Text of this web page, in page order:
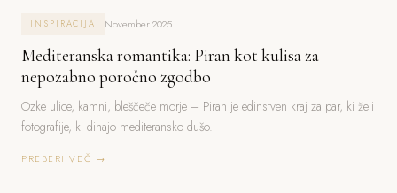
INSPIRACIJA November 2025
Mediteranska romantika: Piran kot kulisa za
nepozabno poročno zgodbo
Ozke ulice, kamni, bleščeče morje – Piran je edinstven kraj za par, ki želi
fotografije, ki dihajo mediteransko dušo.
PREBERI VEČ →